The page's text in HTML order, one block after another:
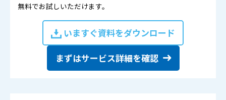
無料でお試しいただけます。
いますぐ資料をダウンロード
まずはサービス詳細を確認